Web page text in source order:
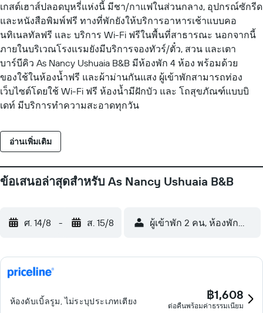
เกสต์เฮาส์ปลอดบุหรี่แห่งนี้ มีชา/กาแฟในส่วนกลาง, อุปกรณ์ซักรีด
และหนังสือพิมพ์ฟรี ทางที่พักยังให้บริการอาหารเช้าแบบคอ
นทิเนลทัลฟรี และ บริการ Wi-Fi ฟรีในพื้นที่สาธารณะ นอกจากนี้
ภายในบริเวณโรงแรมยังมีบริการจองทัวร์/ตั๋ว, สวน และเตา
บาร์บีคิว As Nancy Ushuaia B&B มีห้องพัก 4 ห้อง พร้อมด้วย
ของใช้ในห้องน้ำฟรี และผ้าม่านกันแสง ผู้เข้าพักสามารถท่อง
เว็บไซต์โดยใช้ Wi-Fi ฟรี ห้องน้ำมีฝักบัว และ โถสุขภัณฑ์แบบบิ
เดท์ มีบริการทำความสะอาดทุกวัน
อ่านเพิ่มเติม
ข้อเสนอล่าสุดสำหรับ As Nancy Ushuaia B&B
ศ. 14/8 - ส. 15/8 ผู้เข้าพัก 2 คน, ห้องพัก 1 ห้อง
ห้องดับเบิ้ลรูม, ไม่ระบุประเภทเตียง ฿1,608
ต่อคืนพร้อมค่าธรรมเนียม